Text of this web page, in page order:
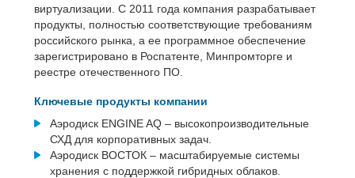
виртуализации. С 2011 года компания разрабатывает
продукты, полностью соответствующие требованиям
российского рынка, а ее программное обеспечение
зарегистрировано в Роспатенте, Минпромторге и
реестре отечественного ПО.
Ключевые продукты компании
Аэродиск ENGINE AQ – высокопроизводительные
СХД для корпоративных задач.
Аэродиск ВОСТОК – масштабируемые системы
хранения с поддержкой гибридных облаков.